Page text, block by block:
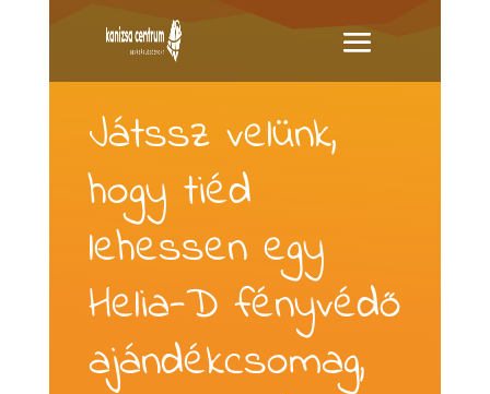
Játssz velünk,
hogy tiéd
lehessen egy
Helia-D fényvédő
ajándékcsomag,